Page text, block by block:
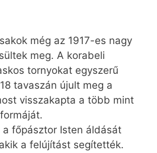
még az 1917-es nagy
meg. A korabeli
tornyokat egyszerű
tavaszán újult meg a
visszakapta a több mint
főpásztor Isten áldását
a felújítást segítették.